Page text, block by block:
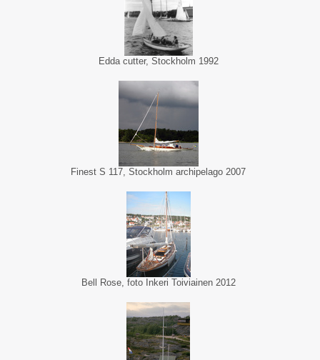
Edda cutter, Stockholm 1992
Finest S 117, Stockholm archipelago 2007
Bell Rose, foto Inkeri Toiviainen 2012